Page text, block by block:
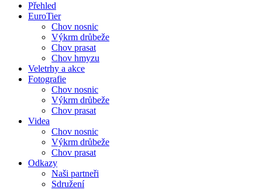
Přehled
EuroTier
Chov nosnic
Výkrm drůbeže
Chov prasat
Chov hmyzu
Veletrhy a akce
Fotografie
Chov nosnic
Výkrm drůbeže
Chov prasat
Videa
Chov nosnic
Výkrm drůbeže
Chov prasat
Odkazy
Naši partneři
Sdružení